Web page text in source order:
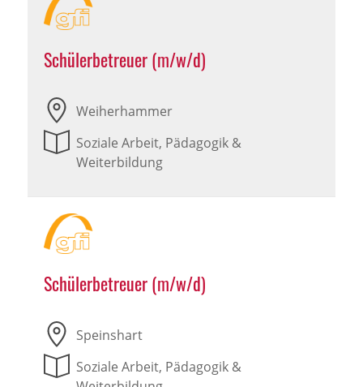
Schülerbetreuer (m/w/d)
Weiherhammer
Soziale Arbeit, Pädagogik &
Weiterbildung
Schülerbetreuer (m/w/d)
Speinshart
Soziale Arbeit, Pädagogik &